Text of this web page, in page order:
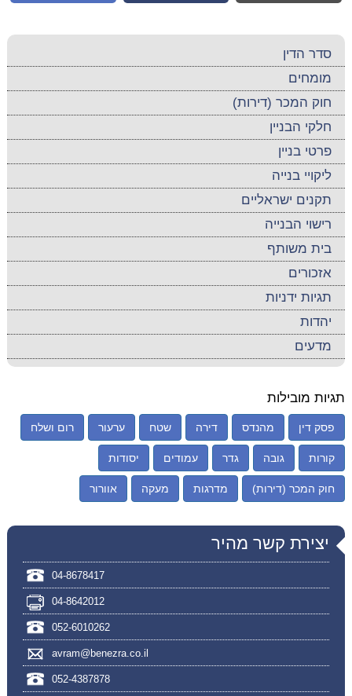
סדר הדין
מומחים
חוק המכר (דירות)
חלקי הבניין
פרטי בניין
ליקויי בנייה
תקנים ישראליים
רישוי הבנייה
בית משותף
אזכורים
תגיות ידניות
יהדות
מדעים
תגיות מובילות
פסק דין מהנדס דירה שטח ערעור רום ושלח
קורות גובה גדר עמודים יסודות
חוק המכר (דירות) מדרגות מעקה אוורור
יצירת קשר מהיר
04-8678417
04-8642012
052-6010262
avram@benezra.co.il
052-4387878